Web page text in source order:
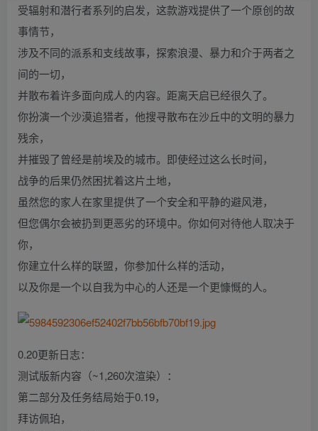
受辐射和潜行者系列的启发，这款游戏提供了一个原创的故
事情节，
涉及不同的派系和支线故事，探索浪漫、暴力和介于两者之
间的一切，
并散布着许多面向成人的内容。距离天启已经很久了。
你扮演一个沙漠追猎者，他搜寻散布在沙丘中的文明的暴力
残余，
并摧毁了曾经是前埃及的城市。即使经过这么长时间，
战争的后果仍然困扰着这片土地，
虽然您的家人在家里提供了一个安全和平静的避风港，
但您偶尔会被扔到更恶劣的环境中。你如何对待他人取决于
你，
你建立什么样的联盟，你参加什么样的活动，
以及你是一个以自我为中心的人还是一个更慷慨的人。
0.20更新日志：
测试版新内容（~1,260次渲染）：
第二部分及任务结局始于0.19，
拜访佩珀，